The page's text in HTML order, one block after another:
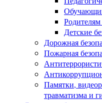
Детские
Дорожная
Пожарная
Памятки,
травматизма и